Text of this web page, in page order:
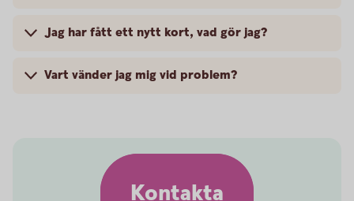
Jag har fått ett nytt kort, vad gör jag?
Vart vänder jag mig vid problem?
Kontakta